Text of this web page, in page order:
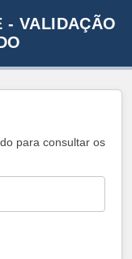
- VALIDAÇÃO
para consultar os